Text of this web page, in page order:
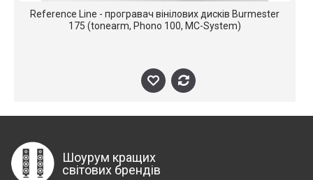
Reference Line - програвач вінілових дисків Burmester
175 (tonearm, Phono 100, MC-System)
Шоурум кращих
світових брендів